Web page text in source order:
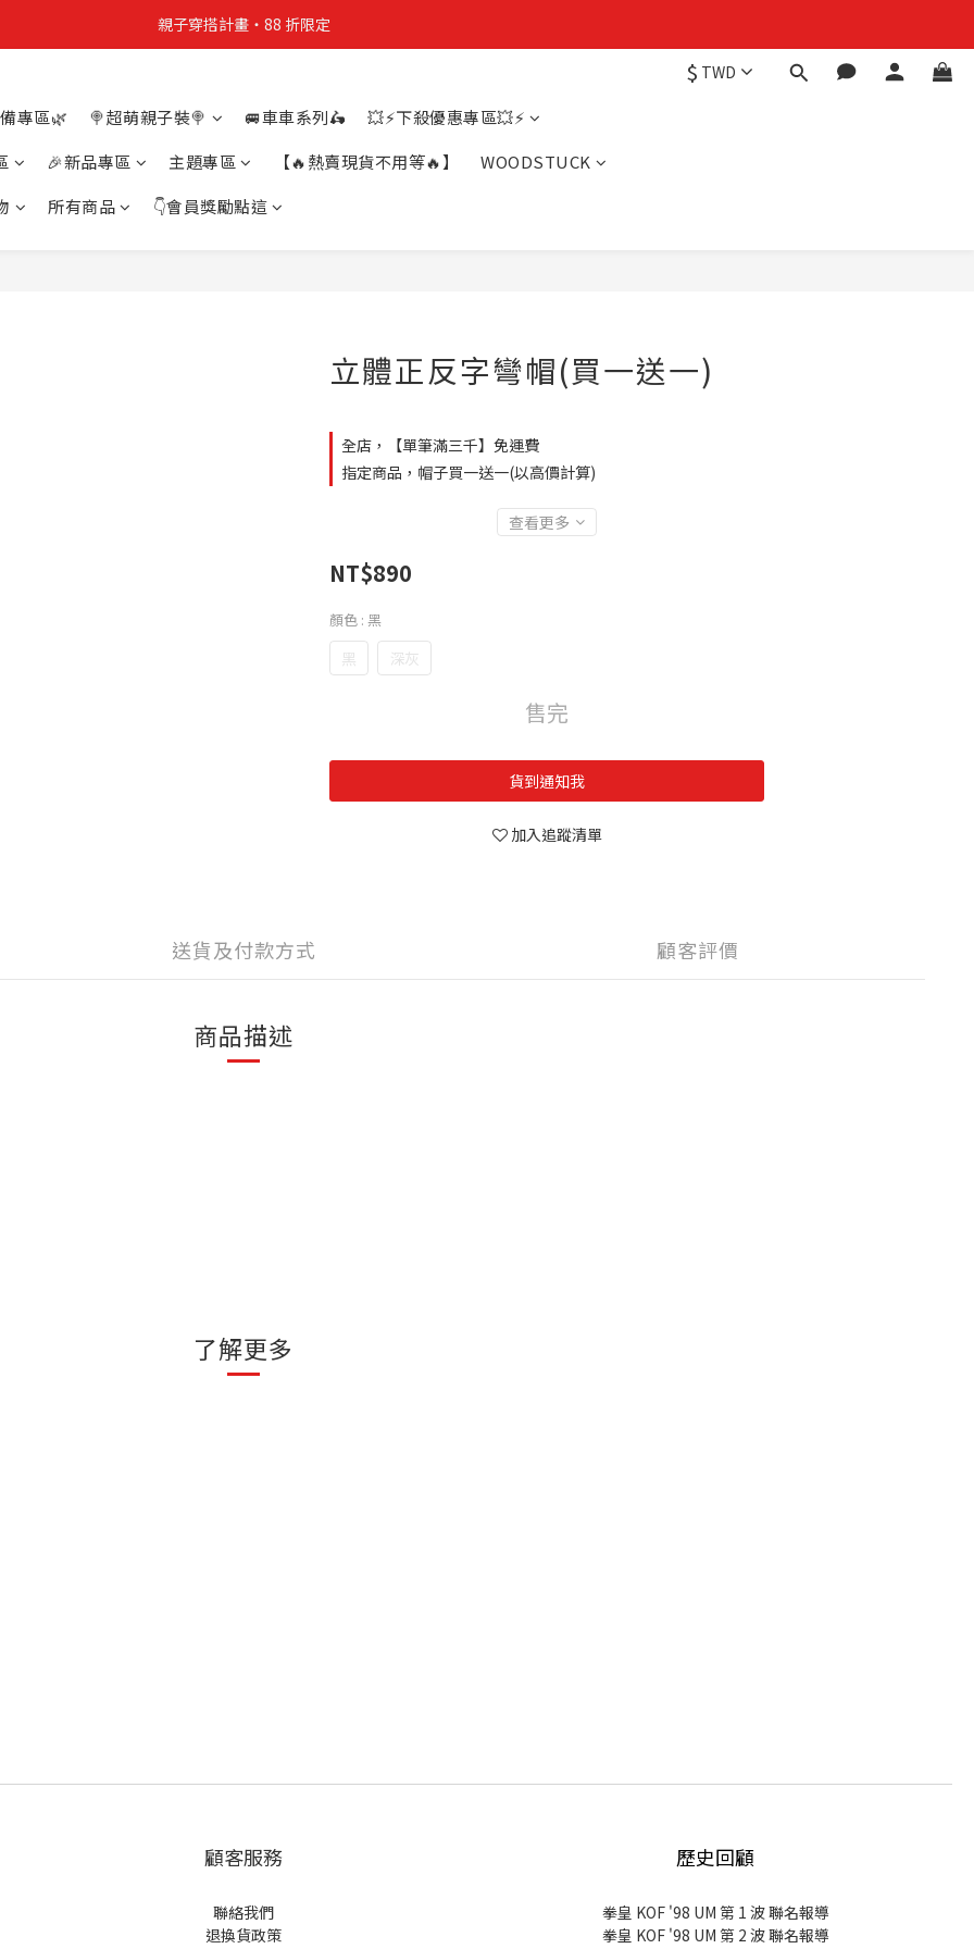
親子穿搭計畫・88 折限定
親子穿搭計畫・88 折限定
買4件短T送雨傘☂️！【這把傘，大概率不是你在撐☂️】
親子穿搭計畫・88 折限定
$ TWD
專區🌿 🍭超萌親子裝🍭 🚐車車系列🛵
💥⚡下殺優惠專區💥⚡
🎉新品專區 主題專區 【🔥熱賣現貨不用等🔥】
WOODSTUCK
所有商品 👇會員獎勵點這
立體正反字彎帽(買一送一)
全店，【單筆滿三千】免運費
指定商品，帽子買一送一(以高價計算)
查看更多
NT$890
顏色 : 黑
黑 深灰
售完
貨到通知我
加入追蹤清單
送貨及付款方式 顧客評價
商品描述
了解更多
顧客服務
聯絡我們
退換貨政策
歷史回顧
拳皇 KOF '98 UM 第 1 波 聯名報導
拳皇 KOF '98 UM 第 2 波 聯名報導